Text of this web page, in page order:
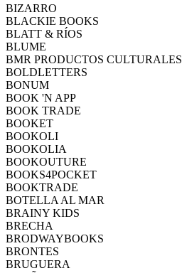
BIZARRO
BLACKIE BOOKS
BLATT & RÍOS
BLUME
BMR PRODUCTOS CULTURALES
BOLDLETTERS
BONUM
BOOK 'N APP
BOOK TRADE
BOOKET
BOOKOLI
BOOKOLIA
BOOKOUTURE
BOOKS4POCKET
BOOKTRADE
BOTELLA AL MAR
BRAINY KIDS
BRECHA
BRODWAYBOOKS
BRONTES
BRUGUERA